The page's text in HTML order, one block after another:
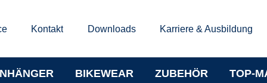
Kontakt Downloads Karriere & Ausbildung
BIKEWEAR ZUBEHÖR TOP-